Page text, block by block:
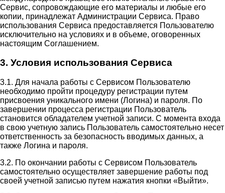
Сервис, сопровождающие его материалы и любые его
копии, принадлежат Администрации Сервиса. Право
использования Сервиса предоставляется Пользователю
исключительно на условиях и в объеме, оговоренных
настоящим Соглашением.
3. Условия использования Сервиса
3.1. Для начала работы с Сервисом Пользователю
необходимо пройти процедуру регистрации путем
присвоения уникального имени (Логина) и пароля. По
завершении процесса регистрации Пользователь
становится обладателем учетной записи. С момента входа
в свою учетную запись Пользователь самостоятельно несет
ответственность за безопасность вводимых данных, а
также Логина и пароля.
3.2. По окончании работы с Сервисом Пользователь
самостоятельно осуществляет завершение работы под
своей учетной записью путем нажатия кнопки «Выйти».